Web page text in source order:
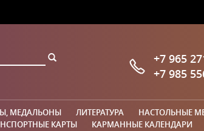
+7 965
+7 985
МЕДАЛЬОНЫ ЛИТЕРАТУРА НАСТОЛЬНЫЕ
КАРТЫ КАРМАННЫЕ КАЛЕНДАРИ